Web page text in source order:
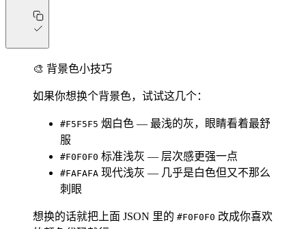
🎨 背景色小技巧
如果你想换个背景色，试试这几个：
#F5F5F5 烟白色 — 最浅的灰，眼睛看着最舒
服
#F0F0F0 标准浅灰 — 层次感更强一点
#FAFAFA 现代浅灰 — 几乎是白色但又不那么
刺眼
想换的话就把上面 JSON 里的 #F0F0F0 改成你喜欢